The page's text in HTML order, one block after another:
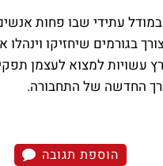
עתידי שבו פחות
בגורמים שיחזיקו
עשויות למצוא לעצמן
החדשה של התחבורה.
הוספת תגובה